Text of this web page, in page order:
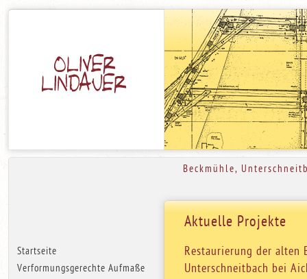
Beckmühle,
Aktuelle Projekte
Restaurierung der alten
Unterschneitbach bei
Startseite
Verformungsgerechte Aufmaße